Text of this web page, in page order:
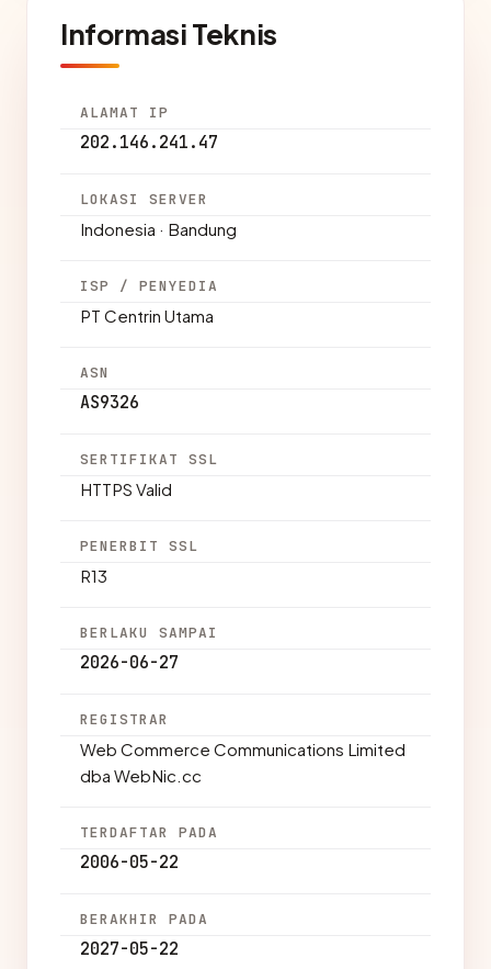
Informasi Teknis
ALAMAT IP
202.146.241.47
LOKASI SERVER
Indonesia · Bandung
ISP / PENYEDIA
PT Centrin Utama
ASN
AS9326
SERTIFIKAT SSL
HTTPS Valid
PENERBIT SSL
R13
BERLAKU SAMPAI
2026-06-27
REGISTRAR
Web Commerce Communications Limited
dba WebNic.cc
TERDAFTAR PADA
2006-05-22
BERAKHIR PADA
2027-05-22